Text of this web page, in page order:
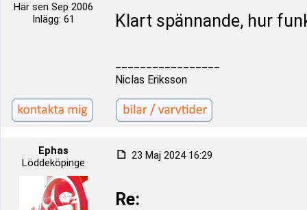
Här sen Sep 2006
Inlägg: 61
Klart spännande, hur
Niclas Eriksson
Ephas
Löddeköpinge
23 Maj 2024 16:29
Re: